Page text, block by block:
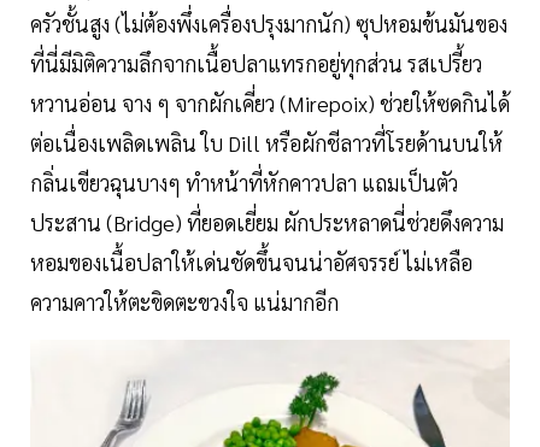
ครัวชั้นสูง (ไม่ต้องพึ่งเครื่องปรุงมากนัก) ซุปหอมข้นมันของ
ที่นี่มีมิติความลึกจากเนื้อปลาแทรกอยู่ทุกส่วน รสเปรี้ยว
หวานอ่อน จาง ๆ จากผักเคี่ยว (Mirepoix) ช่วยให้ซดกินได้
ต่อเนื่องเพลิดเพลิน ใบ Dill หรือผักชีลาวที่โรยด้านบนให้
กลิ่นเขียวฉุนบางๆ ทำหน้าที่หักคาวปลา แถมเป็นตัว
ประสาน (Bridge) ที่ยอดเยี่ยม ผักประหลาดนี่ช่วยดึงความ
หอมของเนื้อปลาให้เด่นชัดขึ้นจนน่าอัศจรรย์ ไม่เหลือ
ความคาวให้ตะขิดตะขวงใจ แน่มากอีก